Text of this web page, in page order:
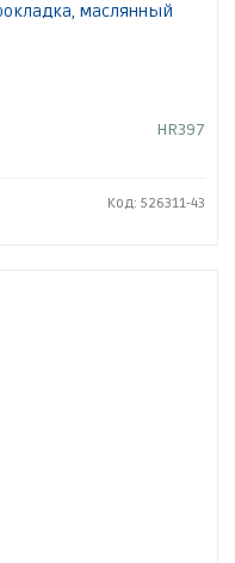
маслянный
HR397
Код: 526311-43